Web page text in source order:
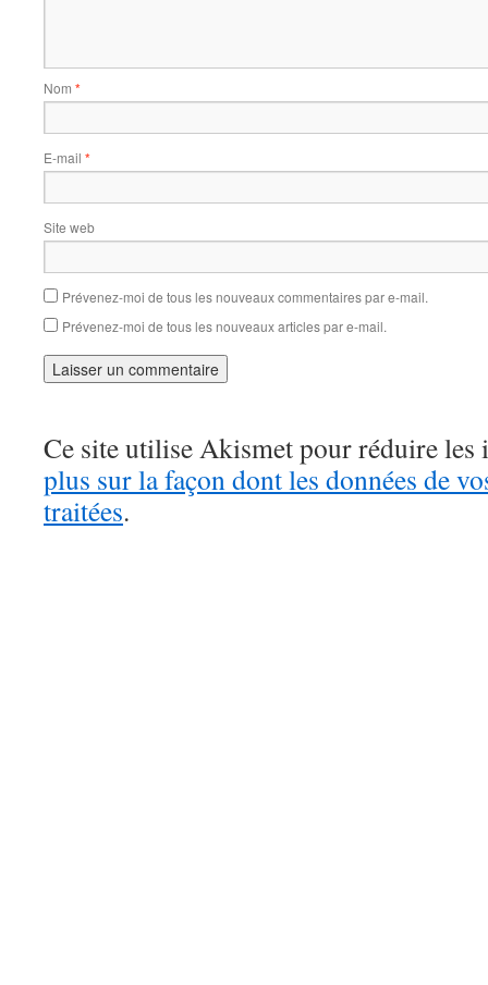
Nom *
E-mail *
Site web
Prévenez-moi de tous les nouveaux commentaires par e-mail.
Prévenez-moi de tous les nouveaux articles par e-mail.
Ce site utilise Akismet pour réduire les
plus sur la façon dont les données de
traitées.